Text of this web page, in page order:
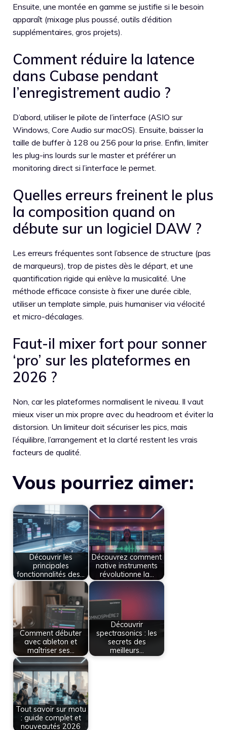
Ensuite, une montée en gamme se justifie si le besoin
apparaît (mixage plus poussé, outils d’édition
supplémentaires, gros projets).
Comment réduire la latence
dans Cubase pendant
l’enregistrement audio ?
D’abord, utiliser le pilote de l’interface (ASIO sur
Windows, Core Audio sur macOS). Ensuite, baisser la
taille de buffer à 128 ou 256 pour la prise. Enfin, limiter
les plug-ins lourds sur le master et préférer un
monitoring direct si l’interface le permet.
Quelles erreurs freinent le plus
la composition quand on
débute sur un logiciel DAW ?
Les erreurs fréquentes sont l’absence de structure (pas
de marqueurs), trop de pistes dès le départ, et une
quantification rigide qui enlève la musicalité. Une
méthode efficace consiste à fixer une durée cible,
utiliser un template simple, puis humaniser via vélocité
et micro-décalages.
Faut-il mixer fort pour sonner
‘pro’ sur les plateformes en
2026 ?
Non, car les plateformes normalisent le niveau. Il vaut
mieux viser un mix propre avec du headroom et éviter la
distorsion. Un limiteur doit sécuriser les pics, mais
l’équilibre, l’arrangement et la clarté restent les vrais
facteurs de qualité.
Vous pourriez aimer:
Découvrir les
principales
fonctionnalités des…
Découvrez comment
native instruments
révolutionne la…
Comment débuter
avec ableton et
maîtriser ses…
Découvrir
spectrasonics : les
secrets des
meilleurs…
Tout savoir sur motu
: guide complet et
nouveautés 2026